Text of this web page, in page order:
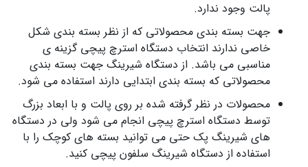
پالت وجود ندارد.
جهت بسته بندی محصولاتی که از نظر بسته بندی شکل
خاصی ندارند انتخاب دستگاه استرچ پیچی گزینه ی
مناسبی می باشد. از دستگاه شیرینگ جهت بسته بندی
محصولاتی که بسته بندی ابتدایی دارند استفاده می شود.
محصولات در نظر گرفته شده بر روی پالت و با ابعاد بزرگ
توسط دستگاه استرچ پیچی انجام می شود ولی در دستگاه
های شیرینگ پک حتی می توانید بسته های کوچک را با
استفاده از دستگاه شیرینگ سلفون پیچی کنید.